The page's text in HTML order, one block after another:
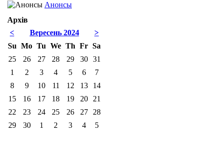
Анонсы
Архів
<
>
Вересень 2024
Su Mo Tu We Th Fr Sa
25
26 27 28 29 30
31
1
2 3 4 5 6
7
8
9 10 11 12 13
14
15
16 17 18 19 20
21
22
23 24 25 26 27
28
29
30 1 2 3 4 5